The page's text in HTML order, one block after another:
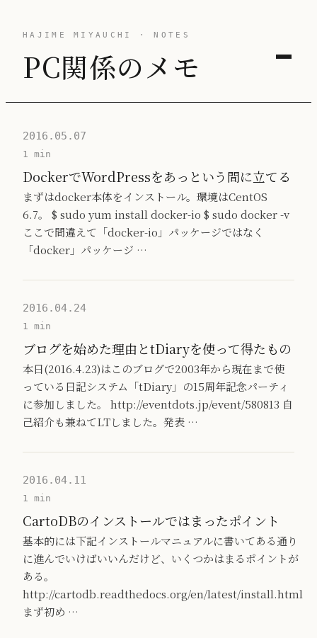
HAJIME MIYAUCHI · NOTES
PC関係のメモ
2016.05.07
1 min
DockerでWordPressをあっという間に立てる
まずはdocker本体をインストール。環境はCentOS
6.7。 $ sudo yum install docker-io $ sudo docker -v
ここで間違えて「docker-io」パッケージではなく
「docker」パッケージ …
2016.04.24
1 min
ブログを始めた理由とtDiaryを使って得たもの
本日(2016.4.23)はこのブログで2003年から現在まで使
っている日記システム「tDiary」の15周年記念パーティ
に参加しました。 http://eventdots.jp/event/580813 自
己紹介も兼ねてLTしました。発表 …
2016.04.11
1 min
CartoDBのインストールではまったポイント
基本的には下記インストールマニュアルに書いてある通り
に進んでいけばいいんだけど、いくつかはまるポイントが
ある。
http://cartodb.readthedocs.org/en/latest/install.html
まず初め …